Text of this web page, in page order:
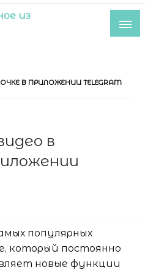
В ПРИЛОЖЕНИИ TELEGRAM
в
популярных
который постоянно
новые функции